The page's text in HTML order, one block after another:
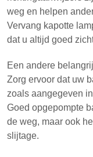
weg en helpen
Vervang kapotte
dat u altijd goed
Een andere
Zorg ervoor dat uw
zoals aangegeven
Goed opgepompte
de weg, maar ook
slijtage.